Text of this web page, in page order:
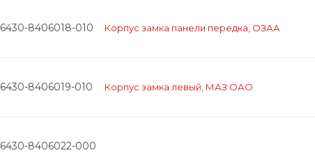
6430-8406018-010 Корпус замка панели передка, ОЗАА
6430-8406019-010 Корпус замка левый, МАЗ ОАО
6430-8406022-000